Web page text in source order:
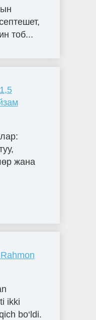
тоб...
жана
ikki
bo‘ldi.